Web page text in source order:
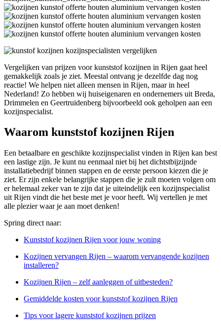
Vergelijken van prijzen voor kunststof kozijnen in Rijen gaat heel
gemakkelijk zoals je ziet. Meestal ontvang je dezelfde dag nog
reactie! We helpen niet alleen mensen in Rijen, maar in heel
Nederland! Zo hebben wij huiseigenaren en ondernemers uit Breda,
Drimmelen en Geertruidenberg bijvoorbeeld ook geholpen aan een
kozijnspecialist.
Waarom kunststof kozijnen Rijen
Een betaalbare en geschikte kozijnspecialist vinden in Rijen kan best
een lastige zijn. Je kunt nu eenmaal niet bij het dichtstbijzijnde
installatiebedrijf binnen stappen en de eerste persoon kiezen die je
ziet. Er zijn enkele belangrijke stappen die je zult moeten volgen om
er helemaal zeker van te zijn dat je uiteindelijk een kozijnspecialist
uit Rijen vindt die het beste met je voor heeft. Wij vertellen je met
alle plezier waar je aan moet denken!
Spring direct naar:
Kunststof kozijnen Rijen voor jouw woning
Kozijnen vervangen Rijen – waarom vervangende kozijnen
installeren?
Kozijnen Rijen – zelf aanleggen of uitbesteden?
Gemiddelde kosten voor kunststof kozijnen Rijen
Tips voor lagere kunststof kozijnen prijzen